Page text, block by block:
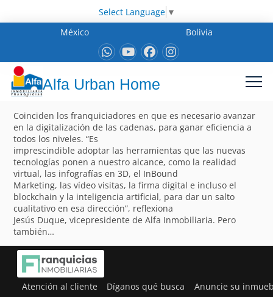
Select Language ▼
México
Bolivia
Alfa Urban Home
Coinciden los franquiciadores en que es necesario avanzar
en la digitalización de las cadenas, para ganar eficiencia a
todos los niveles. “Es
imprescindible adoptar las herramientas que las nuevas
tecnologías ponen a nuestro alcance, como la realidad
virtual, las infografías en 3D, el InBound
Marketing, las vídeo visitas, la firma digital e incluso el
blockchain y la inteligencia artificial, para dar un salto
cualitativo en esa dirección”, reflexiona
Jesús Duque, vicepresidente de Alfa Inmobiliaria. Pero
también…
Atención al cliente Díganos qué busca Anuncie su